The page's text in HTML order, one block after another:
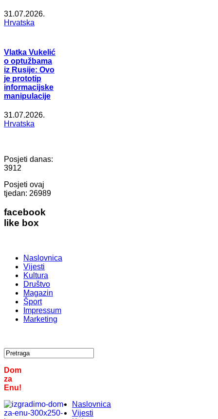
31.07.2026.
Hrvatska
Vlatka Vukelić
o optužbama
iz Rusije: Ovo
je prototip
informacijske
manipulacije
31.07.2026.
Hrvatska
Posjeti danas:
3912
Posjeti ovaj
tjedan: 26989
facebook
like box
Naslovnica
Vijesti
Kultura
Društvo
Magazin
Šport
Impressum
Marketing
Dom
za
Enu!
Naslovnica
Vijesti